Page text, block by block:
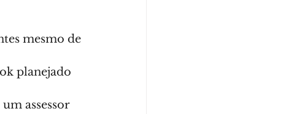
mesmo de
planejado
assessor